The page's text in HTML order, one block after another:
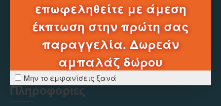
επωφεληθείτε με άμεση
έκπτωση στην πρώτη σας
παραγγελία. Δωρεάν
αμπαλάζ δώρου
Μην το εμφανίσεις ξανά
Τηλεφωνικό Κέντρο e-shop
______
2331331752
Δευ-Σαβ 10:00 - 20:00
Πληροφοριες